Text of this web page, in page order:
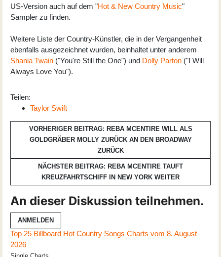
US-Version auch auf dem "Hot & New Country Music"
Sampler zu finden.
Weitere Liste der Country-Künstler, die in der Vergangenheit
ebenfalls ausgezeichnet wurden, beinhaltet unter anderem
Shania Twain ("You're Still the One") und Dolly Parton ("I Will
Always Love You").
Teilen:
Taylor Swift
VORHERIGER BEITRAG: REBA MCENTIRE WILL ALS
GOLDGRÄBER MOLLY ZURÜCK AN DEN BROADWAY
ZURÜCK
NÄCHSTER BEITRAG: REBA MCENTIRE TAUFT
KREUZFAHRTSCHIFF IN NEW YORK WEITER
An dieser Diskussion teilnehmen.
ANMELDEN
Top 25 Billboard Hot Country Songs Charts vom 8. August
2026